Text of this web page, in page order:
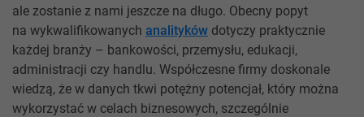
ale zostanie z nami jeszcze na długo. Obecny popyt
na wykwalifikowanych analityków dotyczy praktycznie
każdej branży – bankowości, przemysłu, edukacji,
administracji czy handlu. Współczesne firmy doskonale
wiedzą, że w danych tkwi potężny potencjał, który można
wykorzystać w celach biznesowych, szczególnie